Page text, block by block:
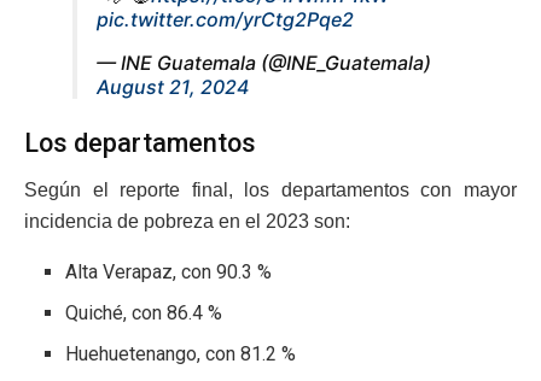
pic.twitter.com/yrCtg2Pqe2
— INE Guatemala (@INE_Guatemala)
August 21, 2024
Los departamentos
Según el reporte final, los departamentos con mayor
incidencia de pobreza en el 2023 son:
Alta Verapaz, con 90.3 %
Quiché, con 86.4 %
Huehuetenango, con 81.2 %